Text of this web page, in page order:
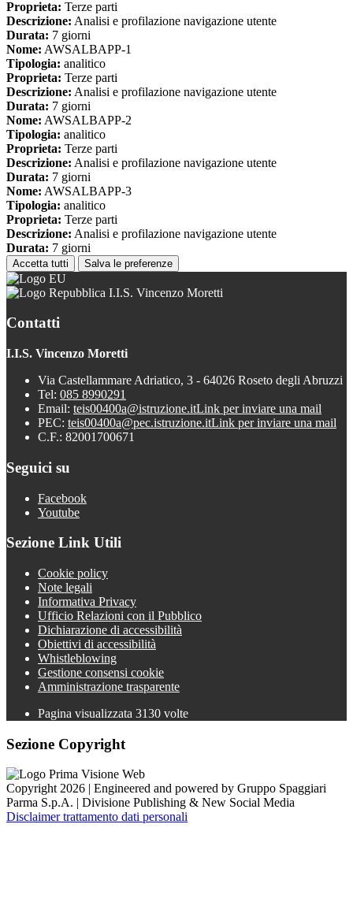
Proprieta: Terze parti
Descrizione: Analisi e profilazione navigazione utente
Durata: 7 giorni
Nome: AWSALBAPP-1
Tipologia: analitico
Proprieta: Terze parti
Descrizione: Analisi e profilazione navigazione utente
Durata: 7 giorni
Nome: AWSALBAPP-2
Tipologia: analitico
Proprieta: Terze parti
Descrizione: Analisi e profilazione navigazione utente
Durata: 7 giorni
Nome: AWSALBAPP-3
Tipologia: analitico
Proprieta: Terze parti
Descrizione: Analisi e profilazione navigazione utente
Durata: 7 giorni
Accetta tutti Salva le preferenze
I.I.S. Vincenzo Moretti
Contatti
I.I.S. Vincenzo Moretti
Via Castellammare Adriatico, 3 - 64026 Roseto degli Abruzzi
Tel: 085 8990291
Email: teis00400a@istruzione.itLink per inviare una mail
PEC: teis00400a@pec.istruzione.itLink per inviare una mail
C.F.: 82001700671
Seguici su
Facebook
Youtube
Sezione Link Utili
Cookie policy
Note legali
Informativa Privacy
Ufficio Relazioni con il Pubblico
Dichiarazione di accessibilità
Obiettivi di accessibilità
Whistleblowing
Gestione consensi cookie
Amministrazione trasparente
Pagina visualizzata 3130 volte
Sezione Copyright
Copyright 2026 | Engineered and powered by Gruppo Spaggiari
Parma S.p.A. | Divisione Publishing & New Social Media
Disclaimer trattamento dati personali